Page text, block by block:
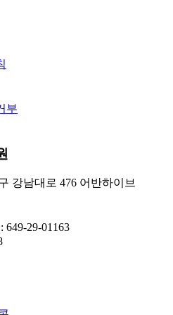
부
강남대로 476 어반하이브
29-01163